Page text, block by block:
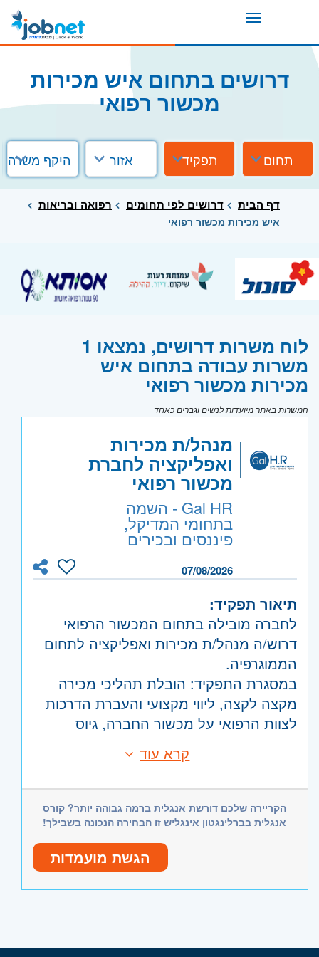
Toggle
דרושים בתחום איש מכירות
מכשור רפואי
תחום תפקיד אזור היקף משרה
דף הבית דרושים לפי תחומים רפואה ובריאות
איש מכירות מכשור רפואי
לוח משרות דרושים, נמצאו 1
משרות עבודה בתחום איש
מכירות מכשור רפואי
המשרות באתר מיועדות לנשים וגברים כאחד
מנהל/ת מכירות
ואפליקציה לחברת
מכשור רפואי
Gal HR - השמה
בתחומי המדיקל,
פיננסים ובכירים
07/08/2026
תיאור תפקיד:
לחברה מובילה בתחום המכשור הרפואי
דרוש/ה מנהל/ת מכירות ואפליקציה לתחום
הממוגרפיה.
במסגרת התפקיד: הובלת תהליכי מכירה
מקצה לקצה, ליווי מקצועי והעברת הדרכות
לצוות הרפואי על מכשור החברה, גיוס
עמידה ביעדים, התנהלות מול צוותים
ועוד.
*המשרה מיועדת לנשים וגברים כאחד*
-ניסיון קודם במכירות ציוד רפואי.
-הכירות עם תחום הממוגרפיה - יתרון.
-אנגלית ברמה גבוהה.
-יחסי אנוש טובים, שירותיות, ייצוגיות ונכונות
למשרת שטח בפריסה ארצית.
קרא עוד
הקריירה שלכם דורשת אנגלית ברמה גבוהה יותר? קורס
אנגלית בברלינגטון אינגליש זו הבחירה הנכונה בשבילך!
הגשת מועמדות